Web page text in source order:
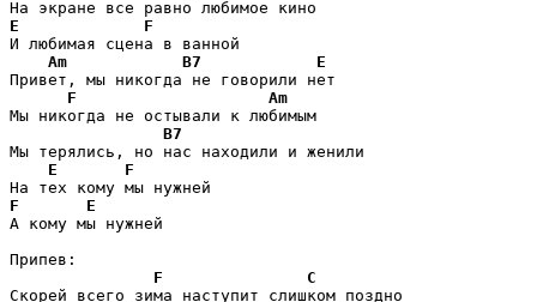
E
F
И любимая сцена в ванной
Am
B7
E
Привет, мы никогда не говорили нет
F
Am
Мы никогда не остывали к любимым
B7
Мы терялись, но нас находили и женили
E
F
F
E
А кому мы нужней
Припев:
F
C